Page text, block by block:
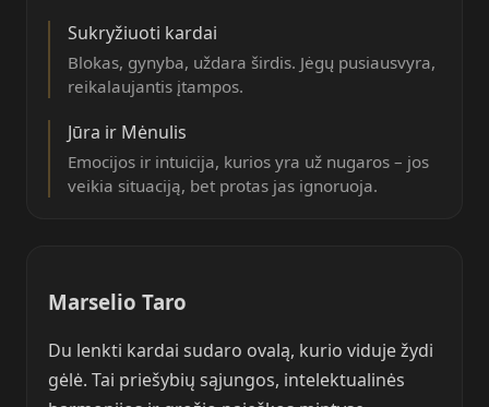
Sukryžiuoti kardai
Blokas, gynyba, uždara širdis. Jėgų pusiausvyra,
reikalaujantis įtampos.
Jūra ir Mėnulis
Emocijos ir intuicija, kurios yra už nugaros – jos
veikia situaciją, bet protas jas ignoruoja.
Marselio Taro
Du lenkti kardai sudaro ovalą, kurio viduje žydi
gėlė. Tai priešybių sąjungos, intelektualinės